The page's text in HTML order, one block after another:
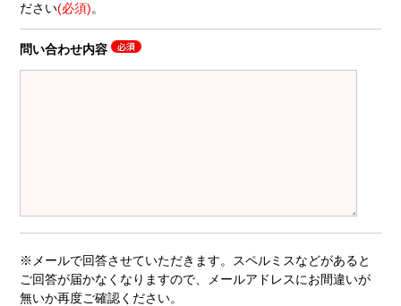
ださい(必須)。
問い合わせ内容
※メールで回答させていただきます。スペルミスなどがあると
ご回答が届かなくなりますので、メールアドレスにお間違いが
無いか再度ご確認ください。